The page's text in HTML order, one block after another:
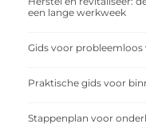
een lange werkweek
Gids voor
Praktische gids voor
Stappenplan voor